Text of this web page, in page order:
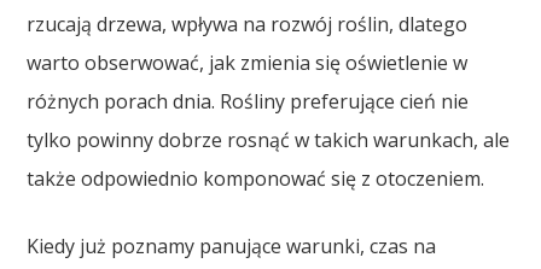
rzucają drzewa, wpływa na rozwój roślin, dlatego
warto obserwować, jak zmienia się oświetlenie w
różnych porach dnia. Rośliny preferujące cień nie
tylko powinny dobrze rosnąć w takich warunkach, ale
także odpowiednio komponować się z otoczeniem.
Kiedy już poznamy panujące warunki, czas na